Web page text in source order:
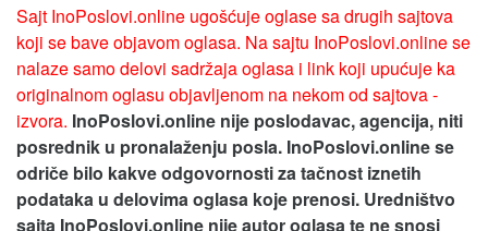
Sajt InoPoslovi.online ugošćuje oglase sa drugih sajtova
koji se bave objavom oglasa. Na sajtu InoPoslovi.online se
nalaze samo delovi sadržaja oglasa i link koji upućuje ka
originalnom oglasu objavljenom na nekom od sajtova -
izvora. InoPoslovi.online nije poslodavac, agencija, niti
posrednik u pronalaženju posla. InoPoslovi.online se
odriče bilo kakve odgovornosti za tačnost iznetih
podataka u delovima oglasa koje prenosi. Uredništvo
sajta InoPoslovi.online nije autor oglasa te ne snosi